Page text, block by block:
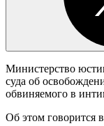
Министерство
суда об
обвиняемого в
Об этом говорится